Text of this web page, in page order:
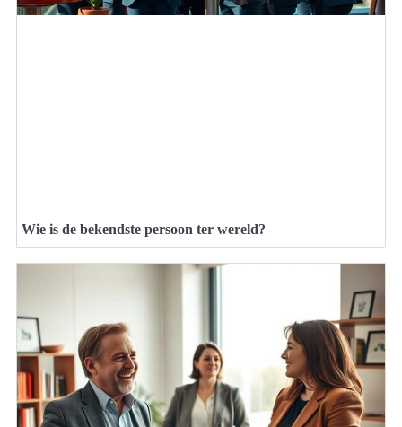
Wie is de bekendste persoon ter wereld?